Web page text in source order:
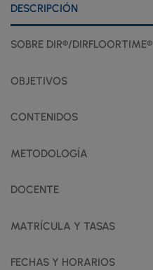
DESCRIPCIÓN
SOBRE DIR®/DIRFLOORTIME®
OBJETIVOS
CONTENIDOS
METODOLOGÍA
DOCENTE
MATRÍCULA Y TASAS
FECHAS Y HORARIOS